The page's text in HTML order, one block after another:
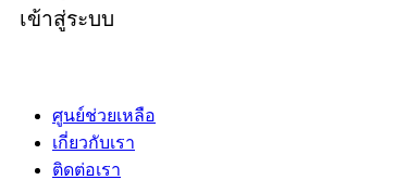
เข้าสู่ระบบ
ศูนย์ช่วยเหลือ
เกี่ยวกับเรา
ติดต่อเรา